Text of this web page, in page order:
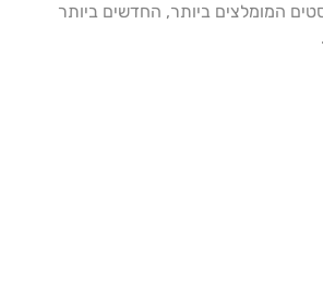
המומלצים ביותר, החדשים ביותר